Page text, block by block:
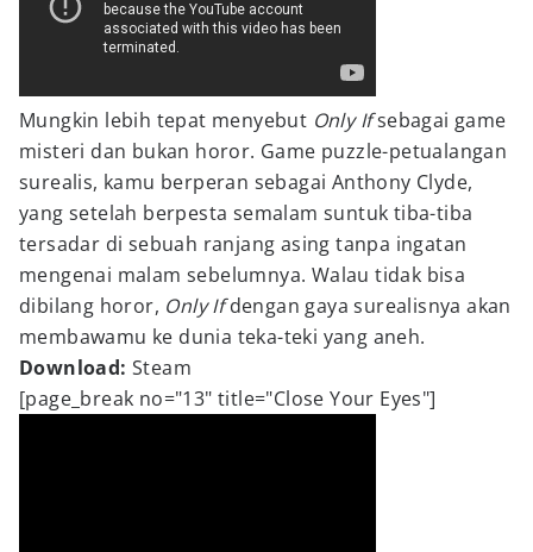
Mungkin lebih tepat menyebut Only Ifsebagai game
misteri dan bukan horor. Game puzzle-petualangan
surealis, kamu berperan sebagai Anthony Clyde,
yang setelah berpesta semalam suntuk tiba-tiba
tersadar di sebuah ranjang asing tanpa ingatan
mengenai malam sebelumnya. Walau tidak bisa
dibilang horor, Only Ifdengan gaya surealisnya akan
membawamu ke dunia teka-teki yang aneh.
Download: Steam
[page_break no="13" title="Close Your Eyes"]